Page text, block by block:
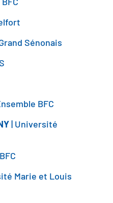
Sénonais
BFC
| Université
Marie et Louis